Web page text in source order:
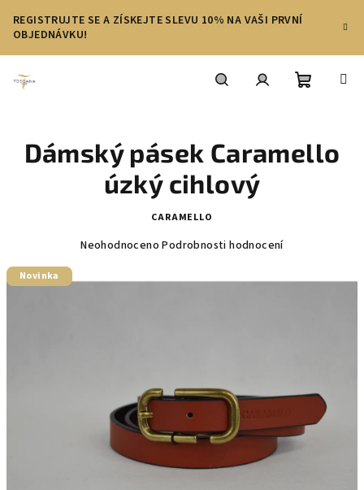
obsah
REGISTRUJTE SE A ZÍSKEJTE SLEVU 10% NA VAŠI PRVNÍ
OBJEDNÁVKU!
košík
Dámský pásek Caramello
úzký cihlový
CARAMELLO
produktu
Neohodnoceno Podrobnosti hodnocení
Novinka